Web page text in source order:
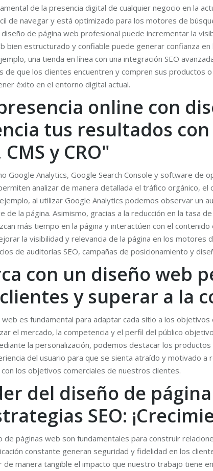
de la presencia digital de cualquier negocio en la
de navegar y está optimizado para los motores de
de página web profesional puede incrementar la
bien estructurado y confiable puede generar confianza
una tienda en línea con una integración SEO
de que los clientes encuentren y compren sus productos
éxito en el entorno digital actual.
online con
tus resultados
y CRO"
Google Analytics, Google Search Console y software de
analizar de manera detallada el tráfico orgánico,
al utilizar Google Analytics podemos observar un
de la página. Asimismo, gracias a la reducción en la tasa
más tiempo en la página y interactúen con el
la visibilidad y relevancia de la página en los
de auditorías SEO, campañas de posicionamiento y
con un diseño web
y superar a la
web es fundamental para adaptar cada sitio a los
el mercado, la competencia y el perfil del público
la personalización, podemos destacar los
del usuario para que se sienta atraído y motivado a
los objetivos comerciales de nuestros clientes.
del diseño de
SEO:
de páginas web son fundamentales para construir
constante generan seguridad y fidelidad en los
manera tangible el impacto que nuestro trabajo tiene